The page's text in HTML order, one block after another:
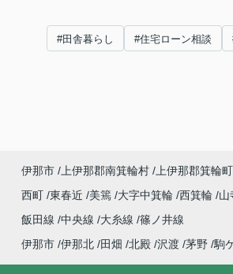
#田舎暮らし #住宅ローン相談
伊那市 上伊那郡南箕輪村 上伊那郡箕輪町
西町 東春近 美篶 大字中箕輪 西箕輪 山
飯田線 中央線 大糸線 篠ノ井線
伊那市 伊那北 田畑 北殿 沢渡 茅野 駒